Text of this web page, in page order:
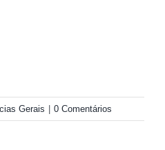
Gerais 0 Comentários